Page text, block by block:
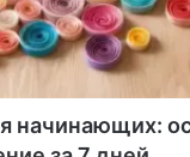
начинающих: